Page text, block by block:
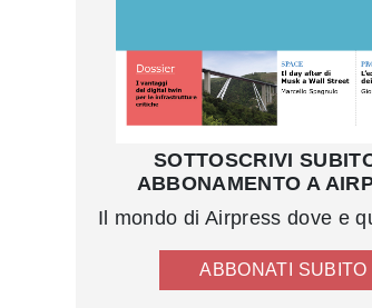
SOTTOSCRIVI
ABBONAMENTO A
Il mondo di Airpress dove e
ABBONATI SUBITO